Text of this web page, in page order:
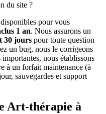
du site ?
pour vous
1 an. Nous assurons un
30 jours pour toute question
un bug, nous le corrigeons
nous établissons
à un forfait maintenance (à
sauvegardes et support
Art-thérapie à